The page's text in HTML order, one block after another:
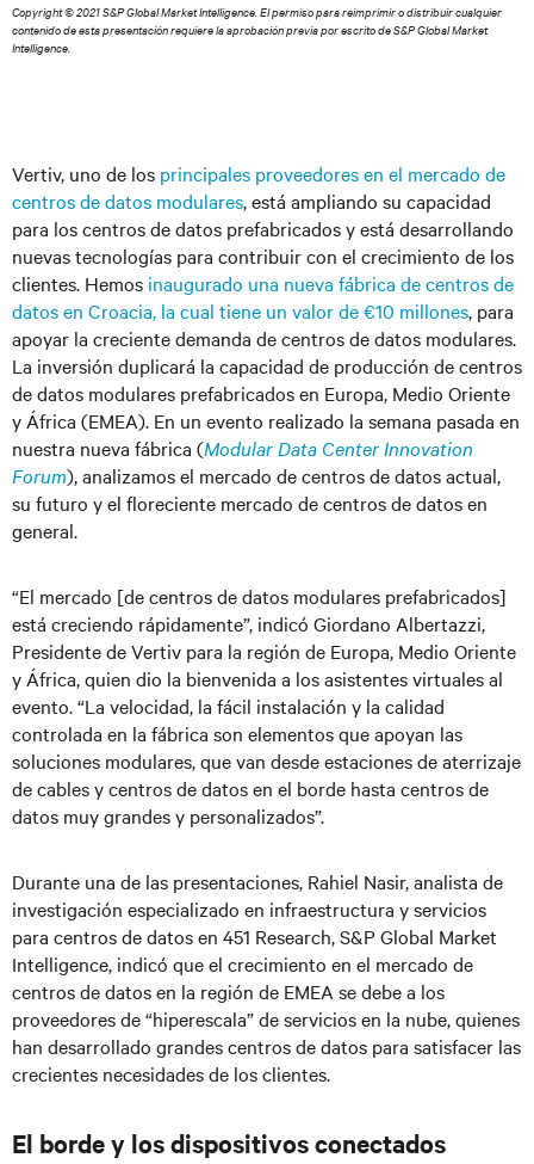
Copyright © 2021 S&P Global Market Intelligence. El permiso para reimprimir o distribuir cualquier
contenido de esta presentación requiere la aprobación previa por escrito de S&P Global Market
Intelligence.
Vertiv, uno de los principales proveedores en el mercado de
centros de datos modulares, está ampliando su capacidad
para los centros de datos prefabricados y está desarrollando
nuevas tecnologías para contribuir con el crecimiento de los
clientes. Hemos inaugurado una nueva fábrica de centros de
datos en Croacia, la cual tiene un valor de €10 millones, para
apoyar la creciente demanda de centros de datos modulares.
La inversión duplicará la capacidad de producción de centros
de datos modulares prefabricados en Europa, Medio Oriente
y África (EMEA). En un evento realizado la semana pasada en
nuestra nueva fábrica (Modular Data Center Innovation
Forum), analizamos el mercado de centros de datos actual,
su futuro y el floreciente mercado de centros de datos en
general.
“El mercado [de centros de datos modulares prefabricados]
está creciendo rápidamente”, indicó Giordano Albertazzi,
Presidente de Vertiv para la región de Europa, Medio Oriente
y África, quien dio la bienvenida a los asistentes virtuales al
evento. “La velocidad, la fácil instalación y la calidad
controlada en la fábrica son elementos que apoyan las
soluciones modulares, que van desde estaciones de aterrizaje
de cables y centros de datos en el borde hasta centros de
datos muy grandes y personalizados”.
Durante una de las presentaciones, Rahiel Nasir, analista de
investigación especializado en infraestructura y servicios
para centros de datos en 451 Research, S&P Global Market
Intelligence, indicó que el crecimiento en el mercado de
centros de datos en la región de EMEA se debe a los
proveedores de “hiperescala” de servicios en la nube, quienes
han desarrollado grandes centros de datos para satisfacer las
crecientes necesidades de los clientes.
El borde y los dispositivos conectados